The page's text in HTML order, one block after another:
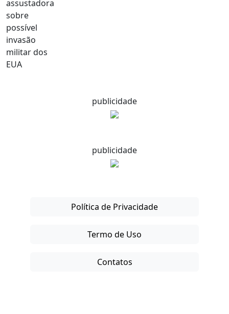
publicidade
publicidade
Política de Privacidade
Termo de Uso
Contatos